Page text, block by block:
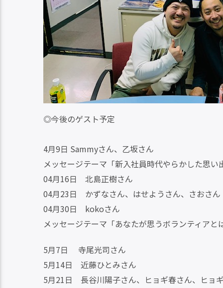
◎今後のゲスト予定
4月9日 Sammyさん、乙坂さん
メッセージテーマ「新入社員時代やらかした思い
04月16日 北島正樹さん
04月23日 かずなさん、はせようさん、さおさん
04月30日 kokoさん
メッセージテーマ「あなたが思うボランティアと
5月7日 寺尾光司さん
5月14日 近藤ひとみさん
5月21日 長谷川陽子さん、ヒョギ春さん、ヒョ